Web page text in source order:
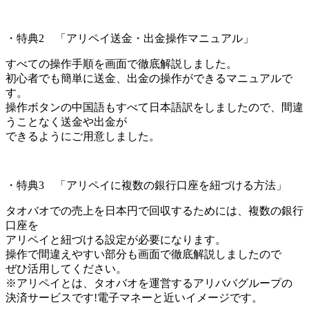
・特典2 「アリペイ送金・出金操作マニュアル」
すべての操作手順を画面で徹底解説しました。
初心者でも簡単に送金、出金の操作ができるマニュアルで
す。
操作ボタンの中国語もすべて日本語訳をしましたので、間違
うことなく送金や出金が
できるようにご用意しました。
・特典3 「アリペイに複数の銀行口座を紐づける方法」
タオバオでの売上を日本円で回収するためには、複数の銀行
口座を
アリペイと紐づける設定が必要になります。
操作で間違えやすい部分も画面で徹底解説しましたので
ぜひ活用してください。
※アリペイとは、タオバオを運営するアリババグループの
決済サービスです!電子マネーと近いイメージです。